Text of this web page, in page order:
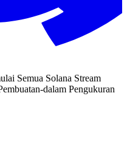
Semua Solana Stream
dalam Pengukuran